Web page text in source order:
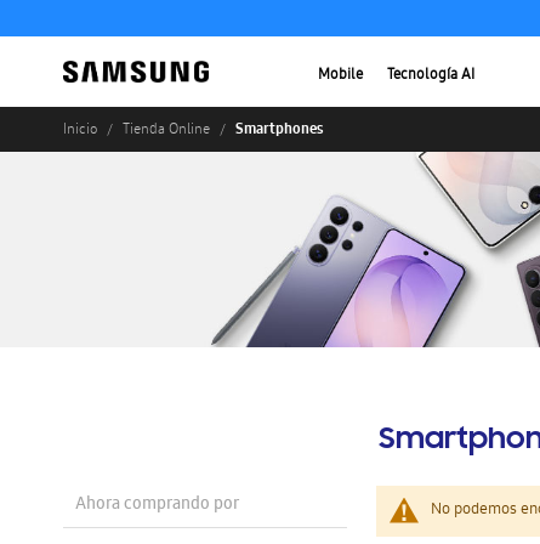
Mobile Tecnología AI
Inicio Tienda Online Smartphones
No podemos
Ahora comprando por